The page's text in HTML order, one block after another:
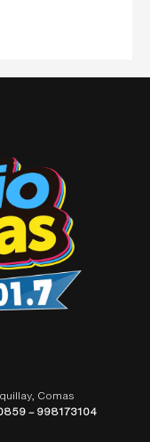
Comas
– 998173104